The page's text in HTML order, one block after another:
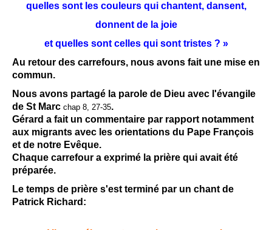
quelles sont les couleurs qui chantent, dansent,
donnent de la joie
et quelles sont celles qui sont tristes ? »
Au retour des carrefours, nous avons fait une mise en
commun.
Nous avons partagé la parole de Dieu avec l'évangile
de St Marc chap 8, 27-35.
Gérard a fait un commentaire par rapport notamment
aux migrants avec les orientations du Pape François
et de notre Evêque.
Chaque carrefour a exprimé la prière qui avait été
préparée.
Le temps de prière s'est terminé par un chant de
Patrick Richard: